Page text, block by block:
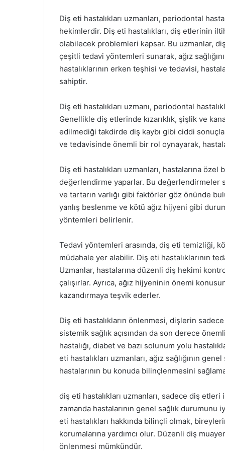
Diş eti hastalıkları uzmanları, periodontal
hekimlerdir. Diş eti hastalıkları, diş etlerinin
olabilecek problemleri kapsar. Bu uzmanlar,
çeşitli tedavi yöntemleri sunarak, ağız
hastalıklarının erken teşhisi ve tedavisi,
sahiptir.
Diş eti hastalıkları uzmanı, periodontal
Genellikle diş etlerinde kızarıklık, şişlik ve
edilmediği takdirde diş kaybı gibi ciddi
ve tedavisinde önemli bir rol oynayarak,
Diş eti hastalıkları uzmanları, hastalarına
değerlendirme yaparlar. Bu değerlendirmeler
ve tartarın varlığı gibi faktörler göz önünde
yanlış beslenme ve kötü ağız hijyeni gibi
yöntemleri belirlenir.
Tedavi yöntemleri arasında, diş eti temizliği,
müdahale yer alabilir. Diş eti hastalıklarının
Uzmanlar, hastalarına düzenli diş hekimi
çalışırlar. Ayrıca, ağız hijyeninin önemi
kazandırmaya teşvik ederler.
Diş eti hastalıkların önlenmesi, dişlerin
sistemik sağlık açısından da son derece
hastalığı, diabet ve bazı solunum yolu
eti hastalıkları uzmanları, ağız sağlığının
hastalarının bu konuda bilinçlenmesini
diş eti hastalıkları uzmanları, sadece diş
zamanda hastalarının genel sağlık
eti hastalıkları hakkında bilinçli olmak,
korumalarına yardımcı olur. Düzenli diş
önlenmesi mümkündür.